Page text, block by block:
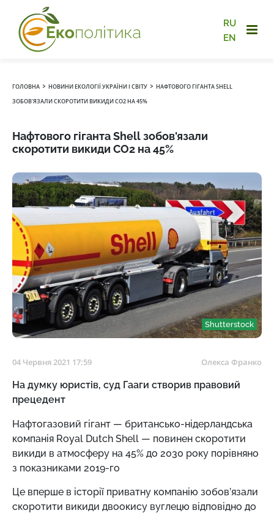
RU
EN
ГОЛОВНА › НОВИНИ ЕКОЛОГІЇ УКРАЇНИ І СВІТУ › НАФТОВОГО ГІГАНТА SHELL
ЗОБОВ'ЯЗАЛИ СКОРОТИТИ ВИКИДИ CO2 НА 45%
Нафтового гіганта Shell зобов'язали
скоротити викиди CO2 на 45%
Shutterstock
04 Червня 2021 17:59 Олекса Франко
На думку юристів, суд Гааги створив правовий
прецедент
Нафтогазовий гігант — британсько-нідерландська
компанія Royal Dutch Shell — повинен скоротити
викиди в атмосферу на 45% до 2030 року порівняно
з показниками 2019-го
Це вперше в історії приватну компанію зобов’язали
скоротити викиди двоокису вуглецю відповідно до